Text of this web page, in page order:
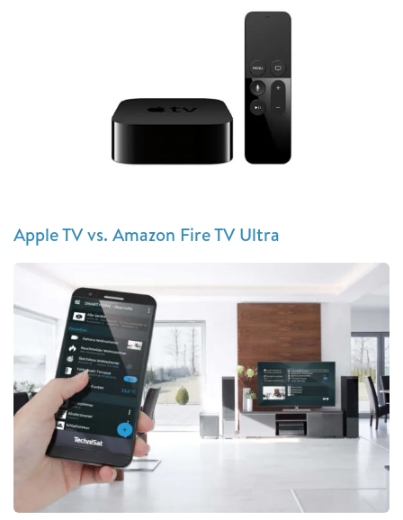
Apple TV vs. Amazon Fire TV Ultra